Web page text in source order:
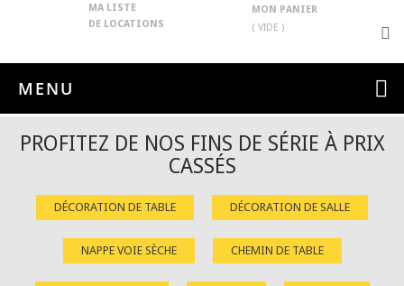
MA LISTE
DE LOCATIONS
MON PANIER
( VIDE )
MENU
PROFITEZ DE NOS FINS DE SÉRIE À PRIX
CASSÉS
DÉCORATION DE TABLE DÉCORATION DE SALLE
NAPPE VOIE SÈCHE CHEMIN DE TABLE